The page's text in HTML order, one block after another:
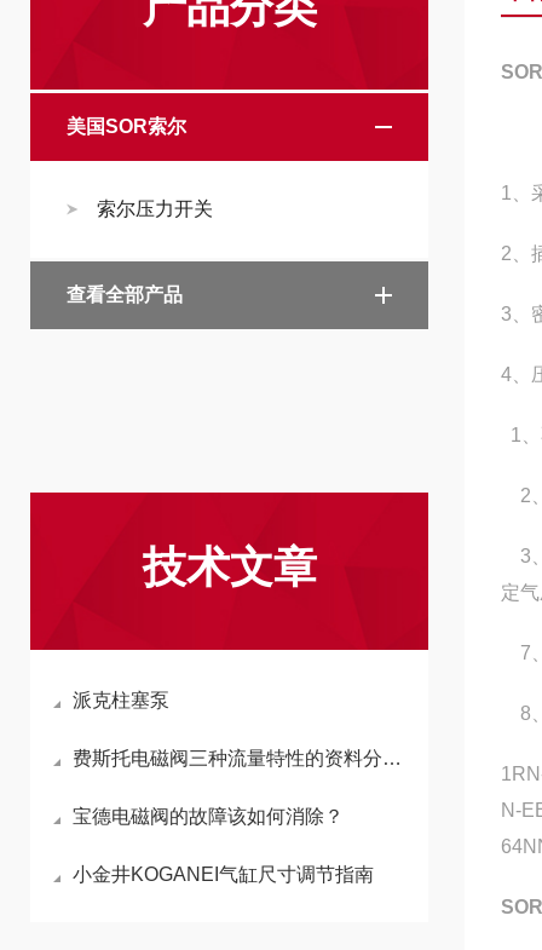
美国SOR索尔
索尔压力开关
查看全部产品
技术文章
派克柱塞泵
费斯托电磁阀三种流量特性的资料分为哪些
宝德电磁阀的故障该如何消除？
小金井KOGANEI气缸尺寸调节指南
1、
2、
3、
4、
1
2
3
定
7
8
N-